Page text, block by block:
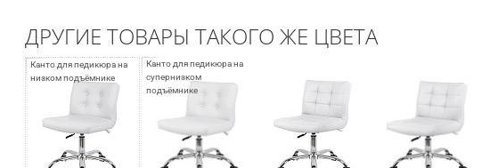
ДРУГИЕ ТОВАРЫ ТАКОГО ЖЕ ЦВЕТА